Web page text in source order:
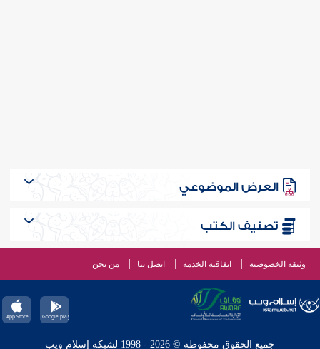
العرض الموضوعي
تصنيف الكتب
وثيقة الخصوصية اتفاقية الخدمة اتصل بنا من نحن
جميع الحقوق محفوظة © 2026 - 1998 لشبكة إسلام ويب